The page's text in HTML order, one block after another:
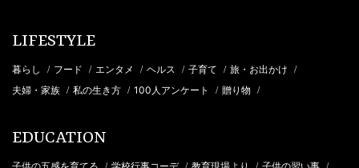
LIFESTYLE
暮らし / フード / エンタメ / ヘルス / 子育て / 旅・お出かけ /
夫婦・家族 / 私の生き方 / 100人アンケート / 贈り物 /
EDUCATION